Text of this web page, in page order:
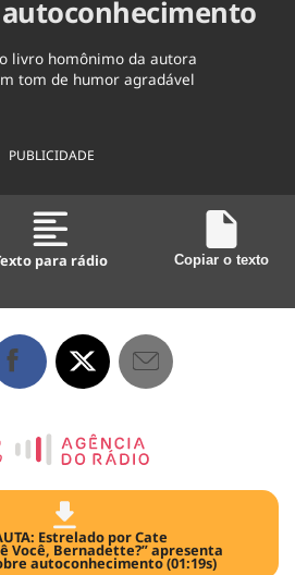
livro homônimo da autora
tom de humor agradável
PUBLICIDADE
para rádio Copiar o texto
Estrelado por Cate
Você, Bernadette?” apresenta
autoconhecimento (01:19s)